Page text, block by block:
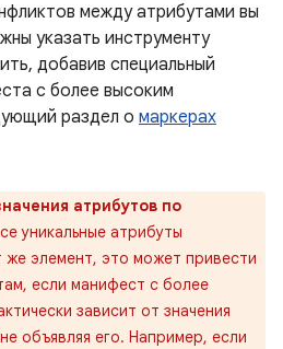
между атрибутами вы
указать инструменту
добавив специальный
с более высоким
раздел о маркерах
атрибутов по
уникальные атрибуты
элемент, это может привести
если манифест с более
зависит от значения
объявляя его. Например, если